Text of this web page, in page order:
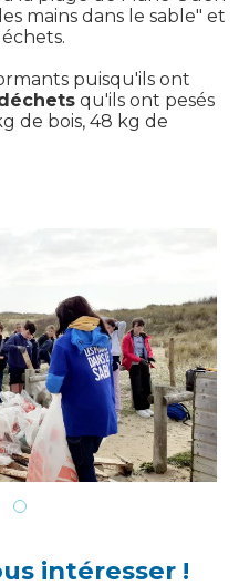
mains dans le sable" et
puisqu'ils ont
qu'ils ont pesés
de bois, 48 kg de
intéresser !